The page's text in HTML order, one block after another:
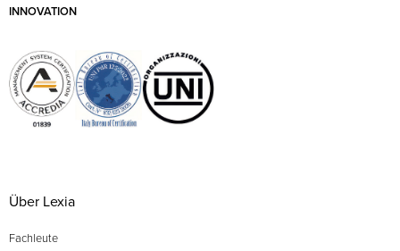
INNOVATION
Über Lexia
Fachleute